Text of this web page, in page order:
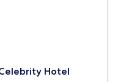
Hotel